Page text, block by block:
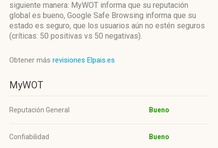
siguiente manera: MyWOT informa que su reputación
global es bueno, Google Safe Browsing informa que su
estado es seguro, que los usuarios aún no estén seguros
(críticas: 50 positivas vs 50 negativas).
Obtener más revisiones Elpais.es
MyWOT
Reputación General Bueno
Confiabilidad
Bueno